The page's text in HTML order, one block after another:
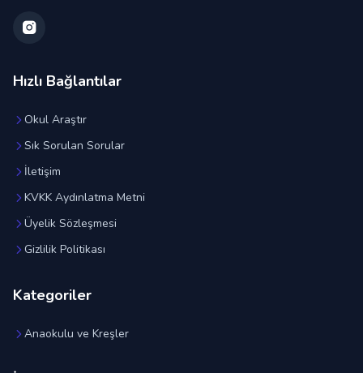
Hızlı Bağlantılar
Okul Araştır
Sık Sorulan Sorular
İletişim
KVKK Aydınlatma Metni
Üyelik Sözleşmesi
Gizlilik Politikası
Kategoriler
Anaokulu ve Kreşler